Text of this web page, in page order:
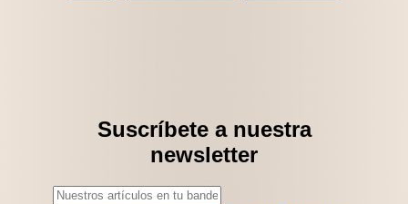
Suscríbete a nuestra
newsletter